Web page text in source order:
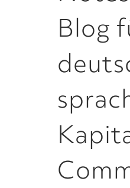
Blog